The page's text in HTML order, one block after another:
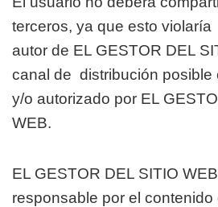
terceros, ya que esto violaría
autor de EL GESTOR DEL
canal de distribución posible
y/o autorizado por EL
WEB.
EL GESTOR DEL SITIO
responsable por el contenido